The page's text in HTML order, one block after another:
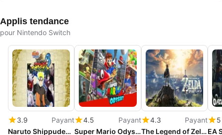
Applis tendance
pour Nintendo Switch
3.9
Payant
Naruto Shippuden: Ultimate Ninja Storm 3 Full Burst
4.5
Payant
Super Mario Odyssey
4.3
Payant
The Legend of Zelda: Breath of the Wild
5
EA